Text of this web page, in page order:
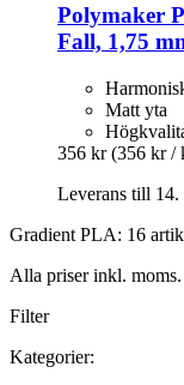
Polymaker
Fall, 1,75
Matt yta
356 kr (356 kr /
Leverans till 14.
Gradient PLA: 16
Alla priser inkl. moms.
Filter
Kategorier: